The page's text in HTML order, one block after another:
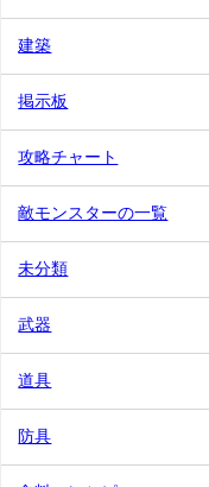
建築
掲示板
攻略チャート
敵モンスターの一覧
未分類
武器
道具
防具